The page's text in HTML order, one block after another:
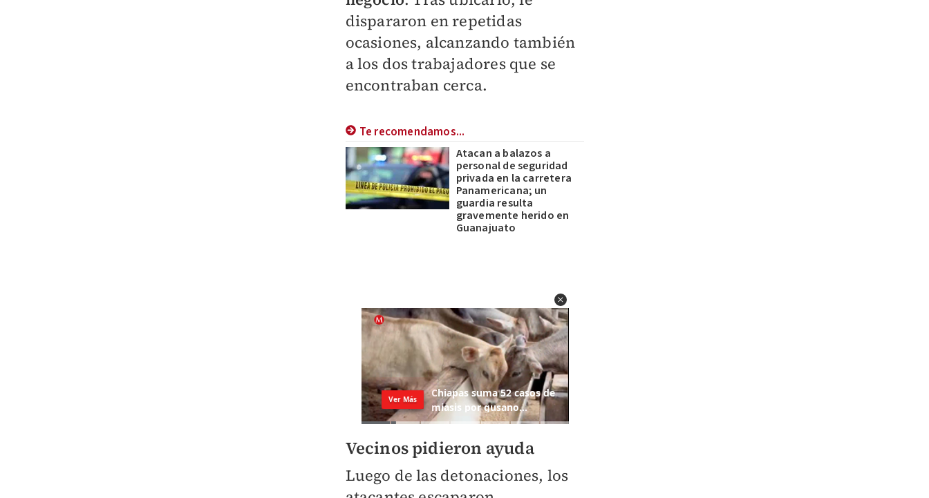
dispararon en repetidas
ocasiones, alcanzando también
a los dos trabajadores que se
encontraban cerca.
Te recomendamos...
Atacan a balazos a
personal de seguridad
privada en la carretera
Panamericana; un
guardia resulta
gravemente herido en
Guanajuato
Vecinos pidieron ayuda
Luego de las detonaciones, los